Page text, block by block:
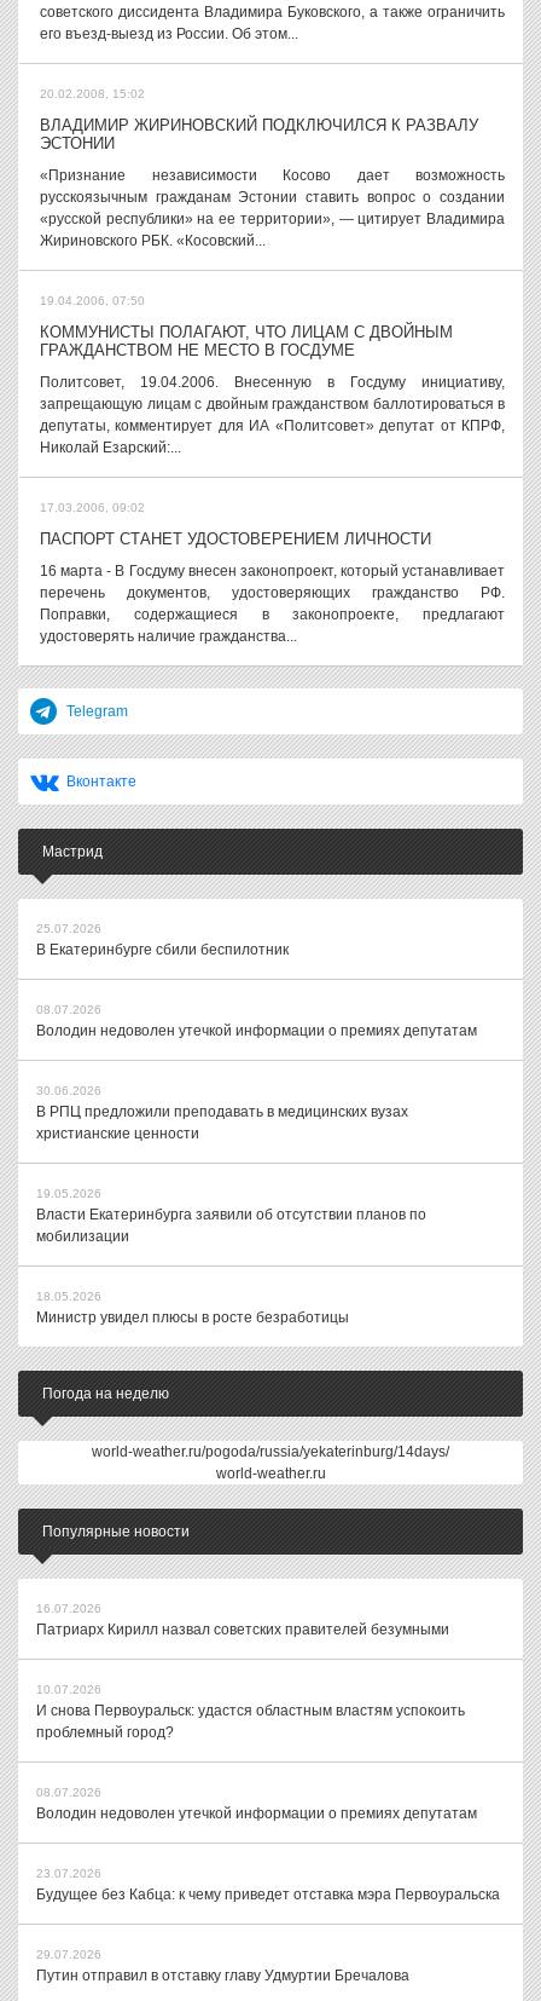
советского диссидента Владимира Буковского, а также ограничить
его въезд-выезд из России. Об этом...
20.02.2008, 15:02
ВЛАДИМИР ЖИРИНОВСКИЙ ПОДКЛЮЧИЛСЯ К РАЗВАЛУ
ЭСТОНИИ
«Признание независимости Косово дает возможность
русскоязычным гражданам Эстонии ставить вопрос о создании
«русской республики» на ее территории», — цитирует Владимира
Жириновского РБК. «Косовский...
19.04.2006, 07:50
КОММУНИСТЫ ПОЛАГАЮТ, ЧТО ЛИЦАМ С ДВОЙНЫМ
ГРАЖДАНСТВОМ НЕ МЕСТО В ГОСДУМЕ
Политсовет, 19.04.2006. Внесенную в Госдуму инициативу,
запрещающую лицам с двойным гражданством баллотироваться в
депутаты, комментирует для ИА «Политсовет» депутат от КПРФ,
Николай Езарский:...
17.03.2006, 09:02
ПАСПОРТ СТАНЕТ УДОСТОВЕРЕНИЕМ ЛИЧНОСТИ
16 марта - В Госдуму внесен законопроект, который устанавливает
перечень документов, удостоверяющих гражданство РФ.
Поправки, содержащиеся в законопроекте, предлагают
удостоверять наличие гражданства...
Telegram
Вконтакте
Мастрид
25.07.2026
В Екатеринбурге сбили беспилотник
08.07.2026
Володин недоволен утечкой информации о премиях депутатам
30.06.2026
В РПЦ предложили преподавать в медицинских вузах
христианские ценности
19.05.2026
Власти Екатеринбурга заявили об отсутствии планов по
мобилизации
18.05.2026
Министр увидел плюсы в росте безработицы
Погода на неделю
world-weather.ru/pogoda/russia/yekaterinburg/14days/
world-weather.ru
Популярные новости
16.07.2026
Патриарх Кирилл назвал советских правителей безумными
10.07.2026
И снова Первоуральск: удастся областным властям успокоить
проблемный город?
08.07.2026
Володин недоволен утечкой информации о премиях депутатам
23.07.2026
Будущее без Кабца: к чему приведет отставка мэра Первоуральска
29.07.2026
Путин отправил в отставку главу Удмуртии Бречалова